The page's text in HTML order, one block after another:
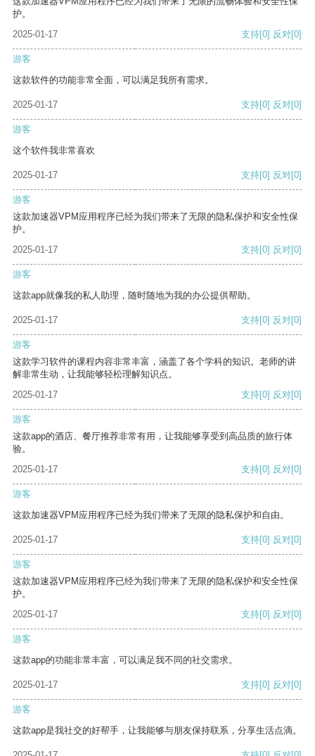
护。
2025-01-17
支持[0] 反对[0]
游客
这款软件的功能非常全面，可以满足我所有需求。
2025-01-17 支持[0] 反对[0]
游客
这个软件我非常喜欢
2025-01-17 支持[0] 反对[0]
游客
这款加速器VPM应用程序已经为我们带来了无限的隐私保护和安全性保
护。
2025-01-17
支持[0] 反对[0]
游客
这款app就像我的私人助理，随时随地为我的办公提供帮助。
2025-01-17 支持[0] 反对[0]
游客
这款学习软件的课程内容非常丰富，涵盖了各个学科的知识。老师的讲
解非常生动，让我能够轻松理解知识点。
2025-01-17
支持[0] 反对[0]
游客
这款app的酒店、餐厅推荐非常有用，让我能够享受到高品质的旅行体
验。
2025-01-17
支持[0] 反对[0]
游客
这款加速器VPM应用程序已经为我们带来了无限的隐私保护和自由。
2025-01-17 支持[0] 反对[0]
游客
这款加速器VPM应用程序已经为我们带来了无限的隐私保护和安全性保
护。
2025-01-17
支持[0] 反对[0]
游客
这款app的功能非常丰富，可以满足我不同的社交需求。
2025-01-17 支持[0] 反对[0]
游客
这款app是我社交的好帮手，让我能够与朋友保持联系，分享生活点滴。